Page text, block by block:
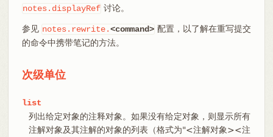
notes.displayRef 讨论。
参见 notes.rewrite.<command> 配置，以了解在重写提交
的命令中携带笔记的方法。
次级单位
list
列出给定对象的注释对象。如果没有给定对象，则显示所有
注解对象及其注解的对象的列表（格式为"<注解对象><注